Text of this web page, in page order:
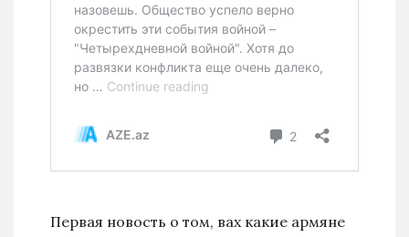
Первая новость о том, вах какие армяне